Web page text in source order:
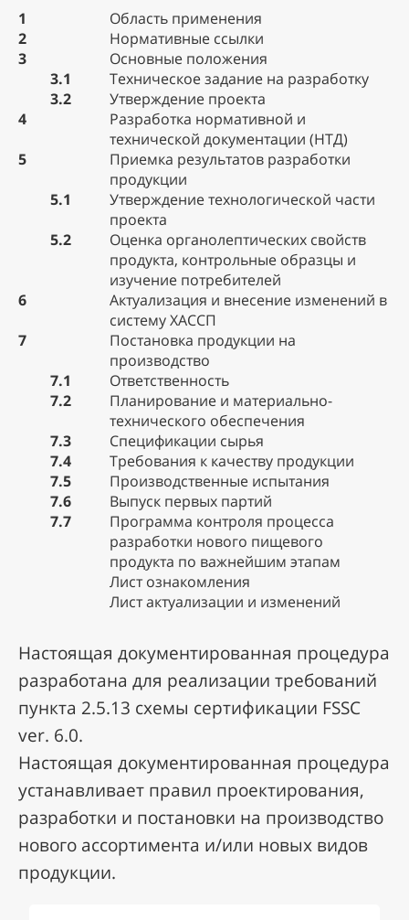
1
Область применения
2
Нормативные ссылки
3
Основные положения
3.1
Техническое задание на разработку
3.2
Утверждение проекта
4
Разработка нормативной и
технической документации (НТД)
5
Приемка результатов разработки
продукции
5.1
Утверждение технологической части
проекта
5.2
Оценка органолептических свойств
продукта, контрольные образцы и
изучение потребителей
6
Актуализация и внесение изменений в
систему ХАССП
7
Постановка продукции на
производство
7.1
Ответственность
7.2
Планирование и материально-
технического обеспечения
7.3
Спецификации сырья
7.4
Требования к качеству продукции
7.5
Производственные испытания
7.6
Выпуск первых партий
7.7
Программа контроля процесса
разработки нового пищевого
продукта по важнейшим этапам
Лист ознакомления
Лист актуализации и изменений
Настоящая документированная процедура
разработана для реализации требований
пункта 2.5.13 схемы сертификации FSSC
ver. 6.0.
Настоящая документированная процедура
устанавливает правил проектирования,
разработки и постановки на производство
нового ассортимента и/или новых видов
продукции.